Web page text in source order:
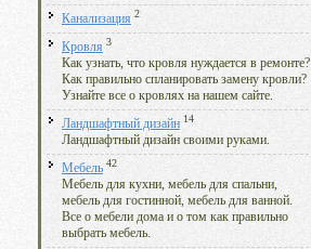
Канализация 2
Кровля 3
Как узнать, что кровля нуждается в ремонте?
Как правильно спланировать замену кровли?
Узнайте все о кровлях на нашем сайте.
Ландшафтный дизайн 14
Ландшафтный дизайн своими руками.
Мебель 42
Мебель для кухни, мебель для спальни,
мебель для гостинной, мебель для ванной.
Все о мебели дома и о том как правильно
выбрать мебель.